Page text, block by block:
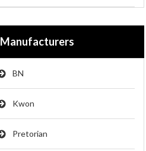
Manufacturers
BN
Kwon
Pretorian